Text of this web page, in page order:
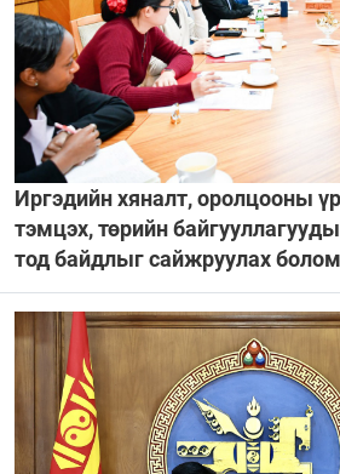
Иргэдийн хяналт, оролцооны
тэмцэх, төрийн
тод байдлыг сайжруулах